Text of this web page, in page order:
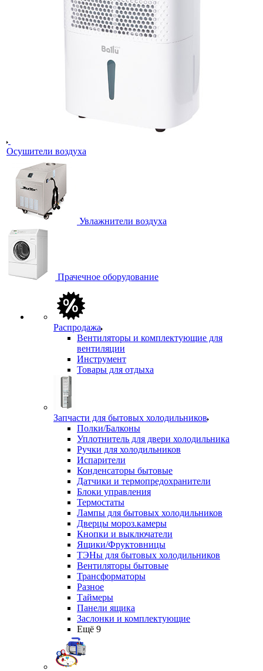
Осушители воздуха
Увлажнители воздуха
Прачечное оборудование
Распродажа
Вентиляторы и комплектующие для
вентиляции
Инструмент
Товары для отдыха
Запчасти для бытовых холодильников
Полки/Балконы
Уплотнитель для двери холодильника
Ручки для холодильников
Испарители
Конденсаторы бытовые
Датчики и термопредохранители
Блоки управления
Термостаты
Лампы для бытовых холодильников
Дверцы мороз.камеры
Кнопки и выключатели
Ящики/Фруктовницы
ТЭНы для бытовых холодильников
Вентиляторы бытовые
Трансформаторы
Разное
Таймеры
Панели ящика
Заслонки и комплектующие
Ещё 9